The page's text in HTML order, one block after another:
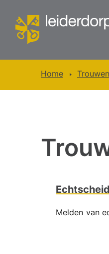
Home Trouwen
Melden van